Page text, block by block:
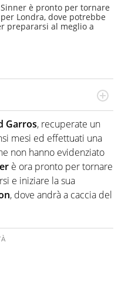
è pronto per tornare
Londra, dove potrebbe
prepararsi al meglio a
personale e
lo sport focalizzando ogni
verità della dirette non
Garros, recuperate un
mesi ed effettuati una
non hanno evidenziato
è ora pronto per tornare
e iniziare la sua
, dove andrà a caccia del